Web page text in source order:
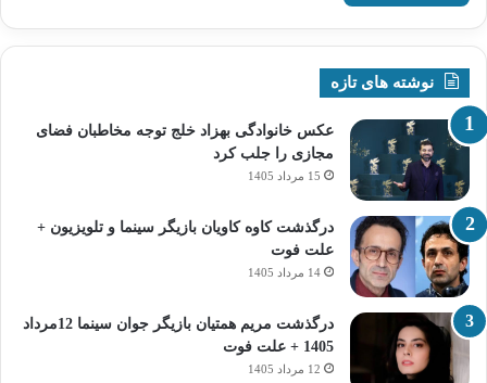
نوشته های تازه
عکس خانوادگی بهزاد خلج توجه مخاطبان فضای
مجازی را جلب کرد
15 مرداد 1405
درگذشت کاوه کاویان بازیگر سینما و تلویزیون +
علت فوت
14 مرداد 1405
درگذشت مریم همتیان بازیگر جوان سینما 12مرداد
1405 + علت فوت
12 مرداد 1405